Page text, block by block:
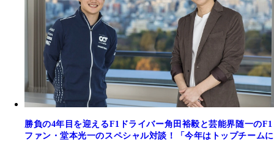
勝負の4年目を迎えるF1ドライバー角田裕毅と芸能界随一のF1
ファン・堂本光一のスペシャル対談！「今年はトップチームに